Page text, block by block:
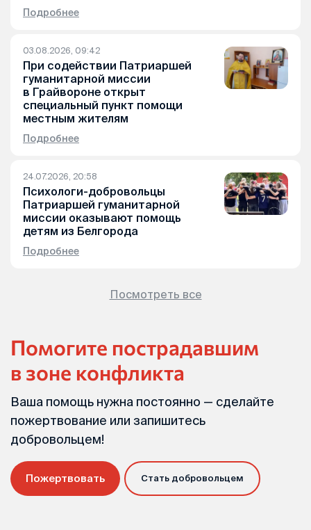
Подробнее
03.08.2026, 09:42
При содействии Патриаршей
гуманитарной миссии
в Грайвороне открыт
специальный пункт помощи
местным жителям
Подробнее
24.07.2026, 20:58
Психологи-добровольцы
Патриаршей гуманитарной
миссии оказывают помощь
детям из Белгорода
Подробнее
Посмотреть все
Помогите пострадавшим
в зоне конфликта
Ваша помощь нужна постоянно — сделайте
пожертвование или запишитесь
добровольцем!
Пожертвовать Стать добровольцем